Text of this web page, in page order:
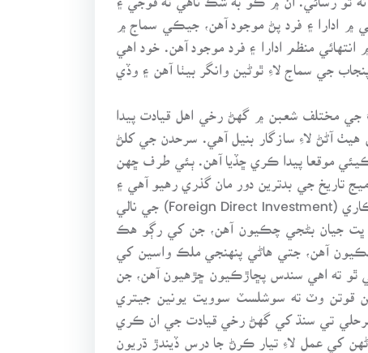
۾ ادارا ۽ فرد پڻ موجود آهن، جيڪي سماج ۾
منظم ادارا ۽ فرد موجود آهن. خود اهي
جي سماج لاءِ ٿوڻين وانگر بيٺا آهن ۽ وڏي
مختلف شعبن ۾ گهڻ رخي اهل قيادت پيدا
آڻڻ لاءِ سازگار بنيل آهي. سرحدن جي کلڻ
موقعا پيدا ڪري ڇڏيا آهن. ٻئي طرف ڇهن
تاريخ جي بدترين دور مان گذري رهيو آهي ۽
مارڪيٽ جي چٽاڀيٽيءَ سبب ان جو معاشي ڍانچو به کوکلو ٿي رهيو آهي. گذريل ڏهن سالن کان سڌي پرڏيهي سيڙپڪاري (Foreign Direct Investment) جي نالي
ڀت جيان بڻجي چڪيون آهن، جن کي رڳو هڪ
آهن، جتي هاڻي پنهنجي ملڪ واسين کي
ٿو ته اهي سندس پڇاڙڪيون ڇڙهيون آهن، جن
قوتن وٽ ته سوشلسٽ سوويت يونين جيتري
تي سنڌ کي گهڻ رخي قيادت جي ان ڪري
کي عمل لاءِ تيار ڪرڻ جا درس ڏيندڙ ڌريون